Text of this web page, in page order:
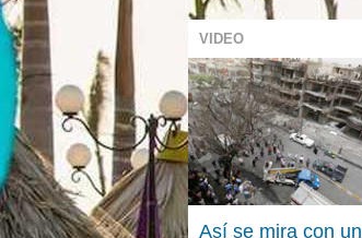
VIDEO
Así se mira con un